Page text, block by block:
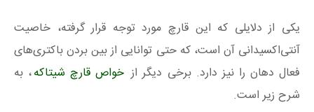
یکی از دلایلی که این قارچ مورد توجه قرار گرفته، خاصیت
آنتی‌اکسیدانی آن است، که حتی توانایی از بین بردن باکتری‌های
فعال دهان را نیز دارد. برخی دیگر از خواص قارچ شیتاکه، به
شرح زیر است.